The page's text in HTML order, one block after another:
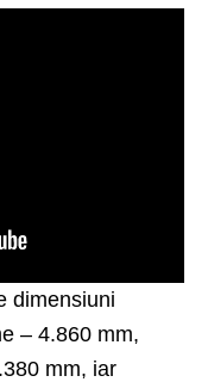
dimensiuni
– 4.860 mm,
mm, iar